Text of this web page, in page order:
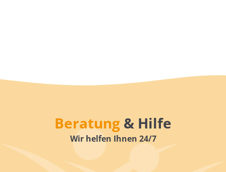
Beratung & Hilfe
Wir helfen Ihnen 24/7